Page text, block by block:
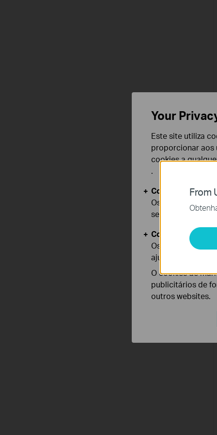
From
Your
Este site utiliza
proporcionar aos
cookies a
.
Cookies Básicos
Os cookies são
seus sistemas.
Cookies de
Os cookies de
ajustar a
O cookies de
publicitários de
outros websites.